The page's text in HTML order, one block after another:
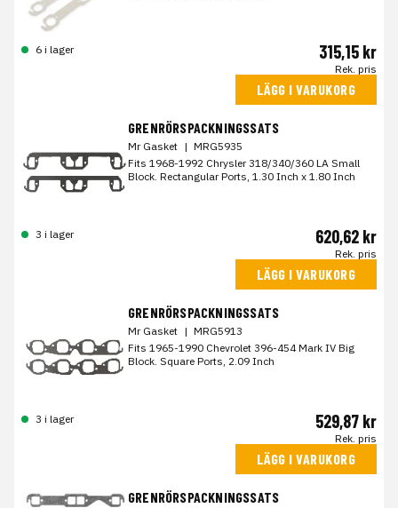
6 i lager 315,15 kr
Rek. pris
LÄGG I VARUKORG
GRENRÖRSPACKNINGSSATS
Mr Gasket | MRG5935
Fits 1968-1992 Chrysler 318/340/360 LA Small
Block. Rectangular Ports, 1.30 Inch x 1.80 Inch
3 i lager 620,62 kr
Rek. pris
LÄGG I VARUKORG
GRENRÖRSPACKNINGSSATS
Mr Gasket | MRG5913
Fits 1965-1990 Chevrolet 396-454 Mark IV Big
Block. Square Ports, 2.09 Inch
3 i lager 529,87 kr
Rek. pris
LÄGG I VARUKORG
GRENRÖRSPACKNINGSSATS